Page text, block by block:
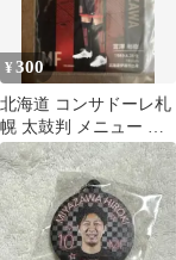
¥300
北海道 コンサドーレ札
幌 太鼓判 メニュー カ
ード 宮澤裕樹 2023